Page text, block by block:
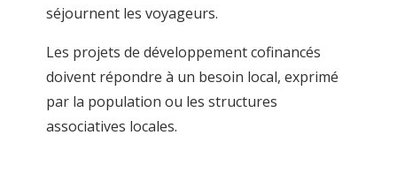
séjournent les voyageurs.
Les projets de développement cofinancés
doivent répondre à un besoin local, exprimé
par la population ou les structures
associatives locales.